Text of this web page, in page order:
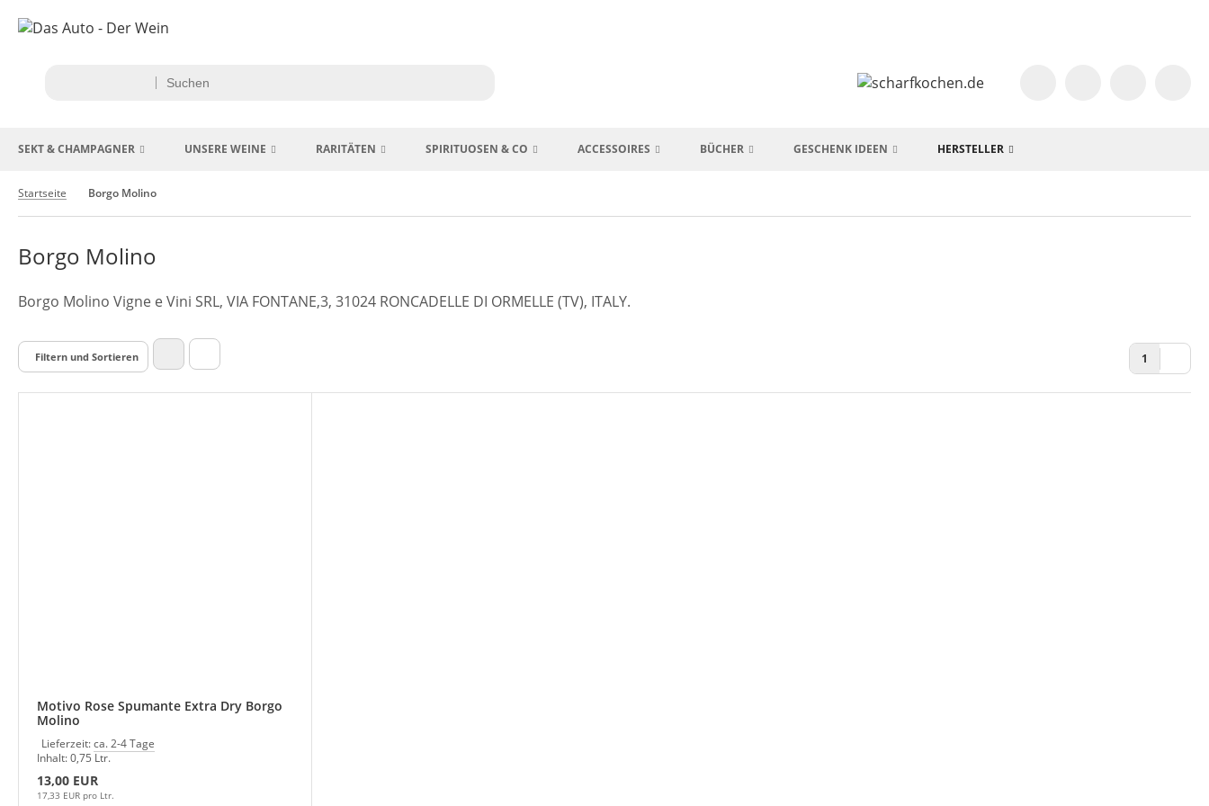
SEKT & CHAMPAGNER UNSERE WEINE RARITÄTEN SPIRITUOSEN & CO ACCESSOIRES BÜCHER GESCHENK IDEEN HERSTELLER
Startseite Borgo Molino
Borgo Molino
Borgo Molino Vigne e Vini SRL, VIA FONTANE,3, 31024 RONCADELLE DI ORMELLE (TV), ITALY.
Filtern und Sortieren 1
Motivo Rose Spumante Extra Dry Borgo
Molino
Lieferzeit:ca. 2-4 Tage
Inhalt: 0,75 Ltr.
13,00 EUR
17,33 EUR pro Ltr.